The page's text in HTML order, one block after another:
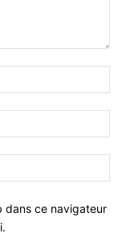
dans ce navigateur